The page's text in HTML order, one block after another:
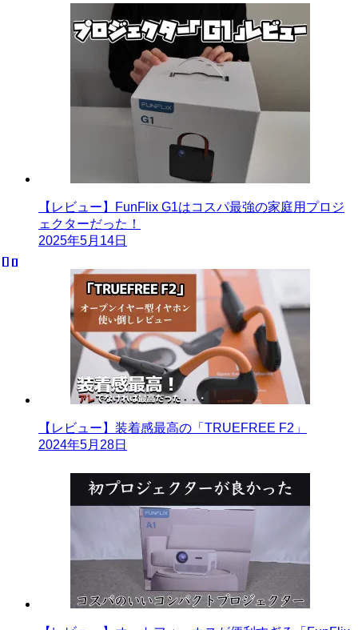
【レビュー】FunFlix G1はコスパ最強の家庭用プロジ
ェクターだった！
2025年5月14日
【レビュー】装着感最高の「TRUEFREE F2」
2024年5月28日